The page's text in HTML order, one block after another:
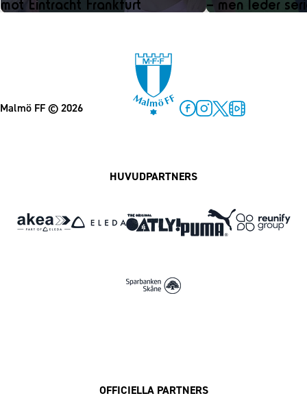
mot Eintracht Frankfurt
– men leder
Malmö FF© 2026
HUVUDPARTNERS
OFFICIELLA PARTNERS